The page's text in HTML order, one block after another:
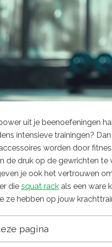
uit je beenoefeningen
intensieve trainingen?
worden door
de druk op de gewrichten
je ook het vertrouwen
die squat rack als een ware
ze hebben op jouw
pagina